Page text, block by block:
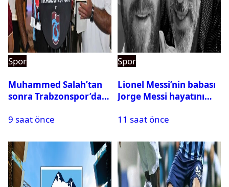
Spor
Muhammed Salah’tan
sonra Trabzonspor’dan
9 saat önce
Spor
Lionel Messi’nin babası
Jorge Messi hayatını
11 saat önce